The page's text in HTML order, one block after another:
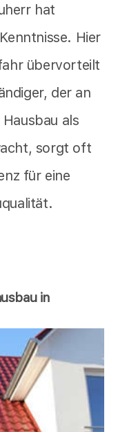
hat
Hier
übervorteilt
der an
als
sorgt oft
für eine
in